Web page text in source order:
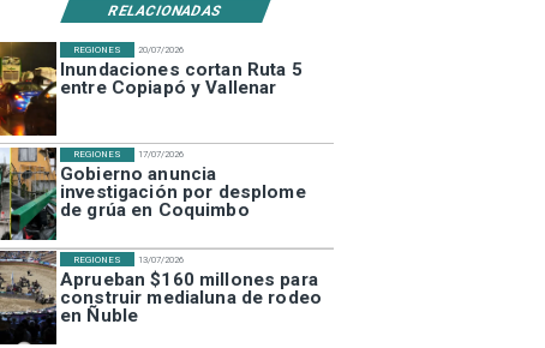
RELACIONADAS
20/07/2026
Inundaciones cortan Ruta 5
entre Copiapó y Vallenar
REGIONES
17/07/2026
Gobierno anuncia
investigación por desplome
de grúa en Coquimbo
REGIONES
13/07/2026
Aprueban $160 millones para
construir medialuna de rodeo
en Ñuble
REGIONES